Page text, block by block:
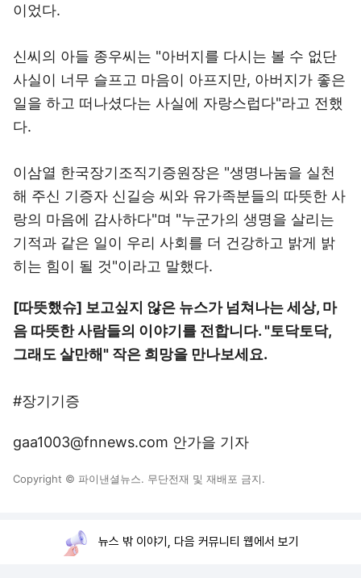
이었다.
신씨의 아들 종우씨는 "아버지를 다시는 볼 수 없단
사실이 너무 슬프고 마음이 아프지만, 아버지가 좋은
일을 하고 떠나셨다는 사실에 자랑스럽다"라고 전했
다.
이삼열 한국장기조직기증원장은 "생명나눔을 실천
해 주신 기증자 신길승 씨와 유가족분들의 따뜻한 사
랑의 마음에 감사하다"며 "누군가의 생명을 살리는
기적과 같은 일이 우리 사회를 더 건강하고 밝게 밝
히는 힘이 될 것"이라고 말했다.
[따뜻했슈] 보고싶지 않은 뉴스가 넘쳐나는 세상, 마
음 따뜻한 사람들의 이야기를 전합니다. "토닥토닥,
그래도 살만해" 작은 희망을 만나보세요.
#장기기증
gaa1003@fnnews.com 안가을 기자
Copyright © 파이낸셜뉴스. 무단전재 및 재배포 금지.
뉴스 밖 이야기, 다음 커뮤니티 웹에서 보기